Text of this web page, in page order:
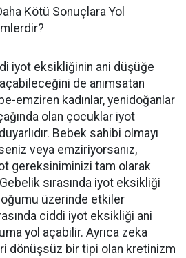
Kötü Sonuçlara Yol
iyot eksikliğinin ani düşüğe
de anımsatan
emziren kadınlar, yenidoğanlar
olan çocuklar iyot
Bebek sahibi olmayı
veya emziriyorsanız,
gereksiniminizi tam olarak
sırasında iyot eksikliği
üzerinde etkiler
ciddi iyot eksikliği ani
yol açabilir. Ayrıca zeka
dönüşsüz bir tipi olan kretinizm